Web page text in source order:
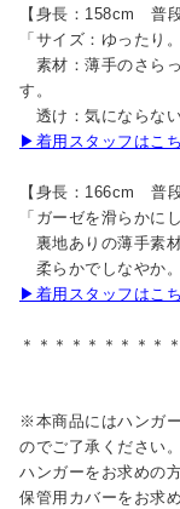
【身長：158cm 普
「サイズ：ゆったり
素材：薄手のさら
す。
透け：気にならない
▶着用スタッフはこ
【身長：166cm 普
「ガーゼを滑らかに
裏地ありの薄手素材
柔らかでしなやか
▶着用スタッフはこ
＊＊＊＊＊＊＊＊＊
※本商品にはハンガ
のでご了承ください。
ハンガーをお求めの
保管用カバーをお求